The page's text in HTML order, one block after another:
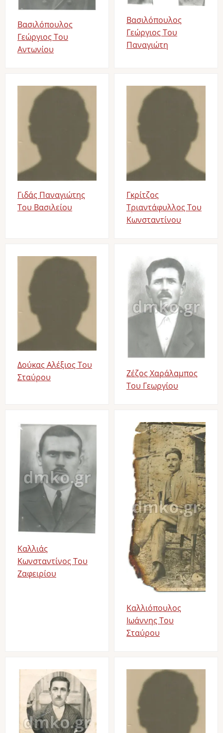
Βασιλόπουλος
Γεώργιος Του
Αντωνίου
Βασιλόπουλος
Γεώργιος Του
Παναγιώτη
Image
Γιδάς Παναγιώτης
Του Βασιλείου
Image
Γκρίτζος
Τριαντάφυλλος Του
Κωνσταντίνου
Image
Δούκας Αλέξιος Του
Σταύρου
Image
Ζέζος Χαράλαμπος
Του Γεωργίου
Image
Καλλιάς
Κωνσταντίνος Του
Ζαφειρίου
Image
Καλλιόπουλος
Ιωάννης Του
Σταύρου
Image